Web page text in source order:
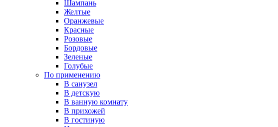
Шампань
Желтые
Оранжевые
Красные
Розовые
Бордовые
Зеленые
Голубые
По применению
В санузел
В детскую
В ванную комнату
В прихожей
В гостиную